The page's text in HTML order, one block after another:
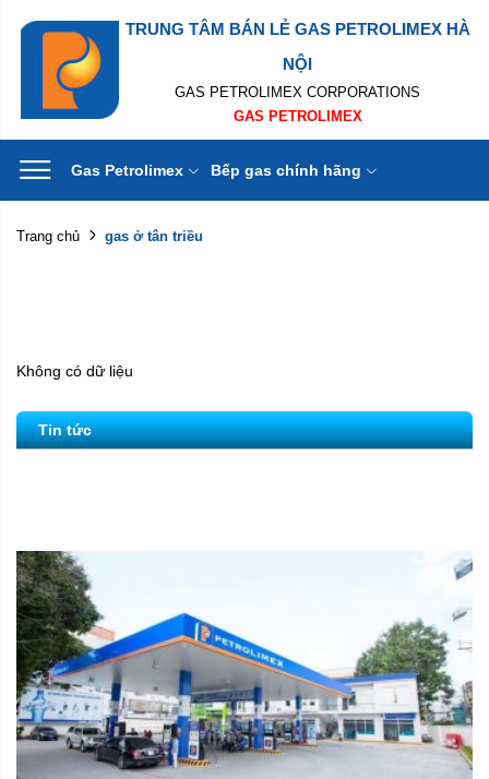
TRUNG TÂM BÁN LẺ GAS PETROLIMEX HÀ
NỘI
GAS PETROLIMEX CORPORATIONS
GAS PETROLIMEX
Gas Petrolimex Bếp gas chính hãng
Trang chủ gas ở tân triều
Không có dữ liệu
Tin tức